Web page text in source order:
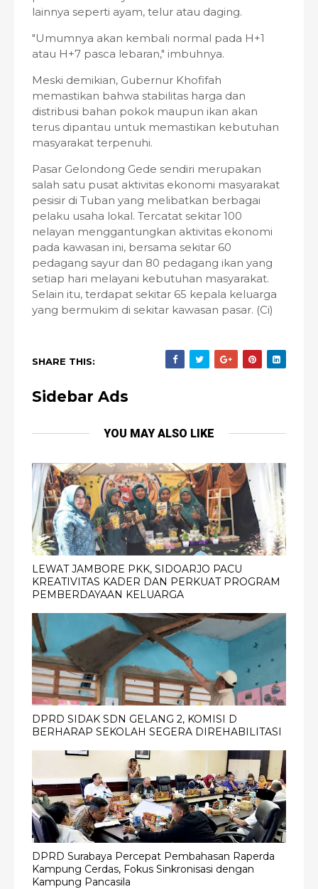
lainnya seperti ayam, telur atau daging.
"Umumnya akan kembali normal pada H+1
atau H+7 pasca lebaran," imbuhnya.
Meski demikian, Gubernur Khofifah
memastikan bahwa stabilitas harga dan
distribusi bahan pokok maupun ikan akan
terus dipantau untuk memastikan kebutuhan
masyarakat terpenuhi.
Pasar Gelondong Gede sendiri merupakan
salah satu pusat aktivitas ekonomi masyarakat
pesisir di Tuban yang melibatkan berbagai
pelaku usaha lokal. Tercatat sekitar 100
nelayan menggantungkan aktivitas ekonomi
pada kawasan ini, bersama sekitar 60
pedagang sayur dan 80 pedagang ikan yang
setiap hari melayani kebutuhan masyarakat.
Selain itu, terdapat sekitar 65 kepala keluarga
yang bermukim di sekitar kawasan pasar. (Ci)
SHARE THIS:
Sidebar Ads
YOU MAY ALSO LIKE
LEWAT JAMBORE PKK, SIDOARJO PACU
KREATIVITAS KADER DAN PERKUAT PROGRAM
PEMBERDAYAAN KELUARGA
DPRD SIDAK SDN GELANG 2, KOMISI D
BERHARAP SEKOLAH SEGERA DIREHABILITASI
DPRD Surabaya Percepat Pembahasan Raperda
Kampung Cerdas, Fokus Sinkronisasi dengan
Kampung Pancasila